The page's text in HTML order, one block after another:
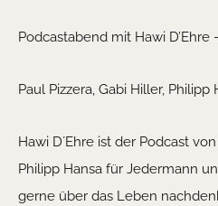
Podcastabend mit Hawi D’Ehre
Paul Pizzera, Gabi Hiller, Philipp
Hawi D´Ehre ist der Podcast
Philipp Hansa für Jedermann
gerne über das Leben